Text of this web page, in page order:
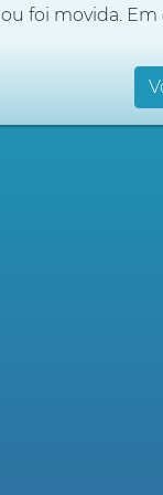
ou foi movida.